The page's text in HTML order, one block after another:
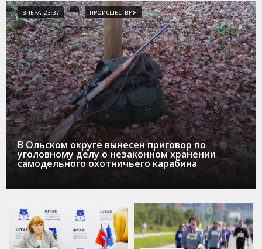
ВЧЕРА, 23:37 ПРОИСШЕСТВИЯ
В Ольском округе вынесен приговор по
уголовному делу о незаконном хранении
самодельного охотничьего карабина